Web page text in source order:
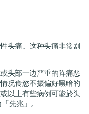
头痛。这种头痛非常剧
头部一边严重的阵痛恶
况食慾不振偏好黑暗的
以上有些病例可能於头
先兆」。